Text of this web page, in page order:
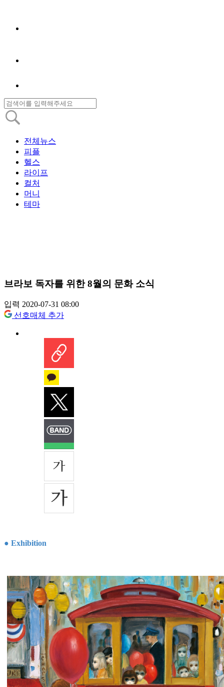
전체뉴스
피플
헬스
라이프
컬처
머니
테마
브라보 독자를 위한 8월의 문화 소식
입력 2020-07-31 08:00
선호매체 추가
● Exhibition